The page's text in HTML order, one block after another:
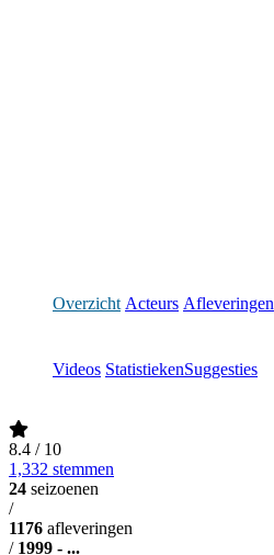
Overzicht Acteurs Afleveringen
Videos StatistiekenSuggesties
8.4 / 10
1,332 stemmen
24 seizoenen
/
1176 afleveringen
/ 1999 - ...